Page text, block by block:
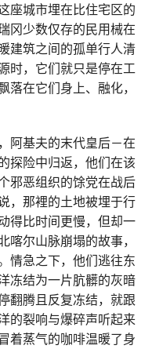
座城市埋在比住宅区的
冈少数仅存的民用械在
建筑之间的孤单行人清
时，它们就只是停在工
在它们身上、融化，
阿基夫的末代皇后－在
探险中归返，他们在该
邪恶组织的馀党在战后
，那裡的土地被埋于行
得比时间更慢，但却一
尔山脉崩塌的故事，
情急之下，他们逃往东
冻结为一片肮髒的灰暗
翻腾且反复冻结，就跟
的裂响与爆碎声听起来
着蒸气的咖啡温暖了身